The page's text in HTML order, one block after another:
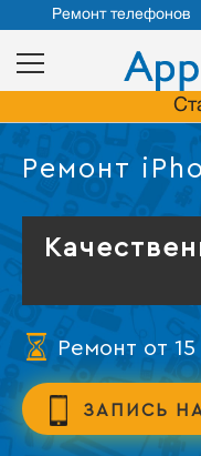
Ремонт телефонов
Ремонт
Ремонт от
ЗАПИСЬ